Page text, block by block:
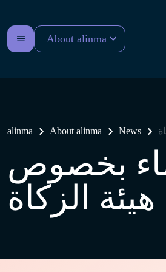
About alinma
alinma About alinma News
بخصوص
الزكاة